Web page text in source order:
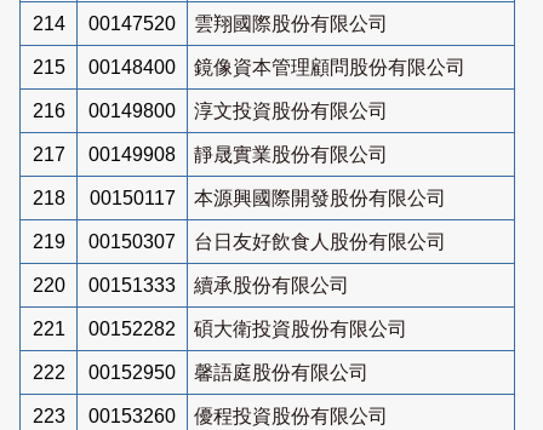
214 00147520 雲翔國際股份有限公司
215 00148400 鏡像資本管理顧問股份有限公司
216 00149800 淳文投資股份有限公司
217 00149908 靜晟實業股份有限公司
218 00150117 本源興國際開發股份有限公司
219 00150307 台日友好飲食人股份有限公司
220 00151333 續承股份有限公司
221 00152282 碩大衛投資股份有限公司
222 00152950 馨語庭股份有限公司
223 00153260 優程投資股份有限公司